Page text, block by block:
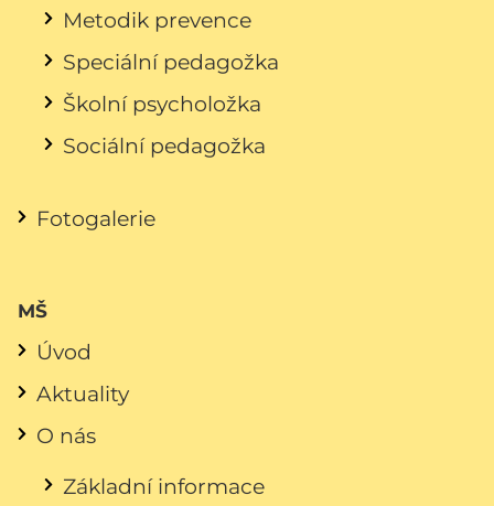
Metodik prevence
Speciální pedagožka
Školní psycholožka
Sociální pedagožka
Fotogalerie
MŠ
Úvod
Aktuality
O nás
Základní informace